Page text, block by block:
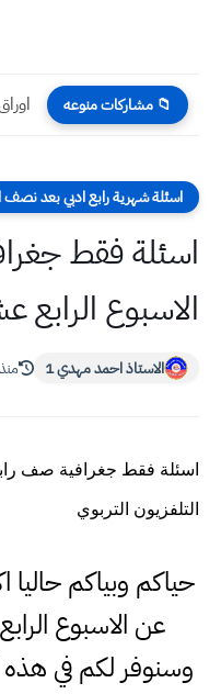
📁 مشاركات منوعه
اسئلة شهرية رابع ادبي بعد نصف
اسئلة فقط
الاسبوع الرابع
الاستاذ احمد مهدي 1 منذ 4 سنة
اسئلة فقط جغرافية صف
التلفزيون التربوي
حياكم وبياكم حاليا
عن الاسبوع
وسنوفر لكم في